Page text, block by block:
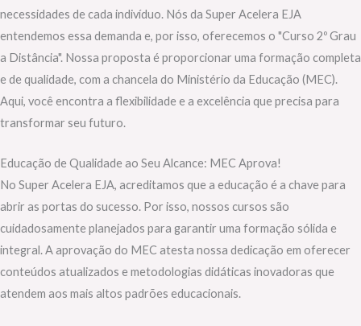
necessidades de cada indivíduo. Nós da Super Acelera EJA
entendemos essa demanda e, por isso, oferecemos o "Curso 2º Grau
a Distância". Nossa proposta é proporcionar uma formação completa
e de qualidade, com a chancela do Ministério da Educação (MEC).
Aqui, você encontra a flexibilidade e a excelência que precisa para
transformar seu futuro.
Educação de Qualidade ao Seu Alcance: MEC Aprova!
No Super Acelera EJA, acreditamos que a educação é a chave para
abrir as portas do sucesso. Por isso, nossos cursos são
cuidadosamente planejados para garantir uma formação sólida e
integral. A aprovação do MEC atesta nossa dedicação em oferecer
conteúdos atualizados e metodologias didáticas inovadoras que
atendem aos mais altos padrões educacionais.